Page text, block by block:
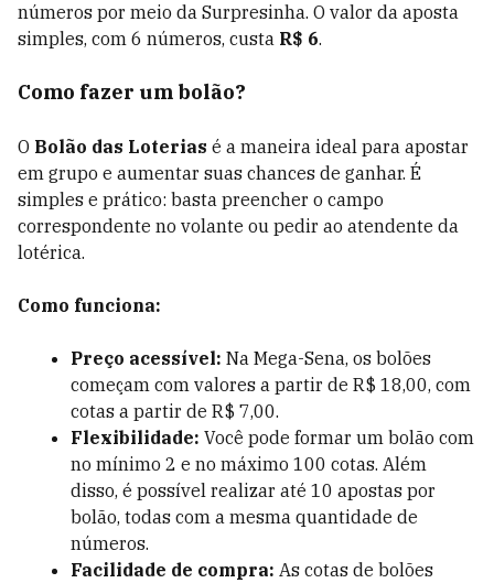
números por meio da Surpresinha. O valor da aposta
simples, com 6 números, custa R$ 6.
Como fazer um bolão?
O Bolão das Loterias é a maneira ideal para apostar
em grupo e aumentar suas chances de ganhar. É
simples e prático: basta preencher o campo
correspondente no volante ou pedir ao atendente da
lotérica.
Como funciona:
Preço acessível: Na Mega-Sena, os bolões
começam com valores a partir de R$ 18,00, com
cotas a partir de R$ 7,00.
Flexibilidade: Você pode formar um bolão com
no mínimo 2 e no máximo 100 cotas. Além
disso, é possível realizar até 10 apostas por
bolão, todas com a mesma quantidade de
números.
Facilidade de compra: As cotas de bolões